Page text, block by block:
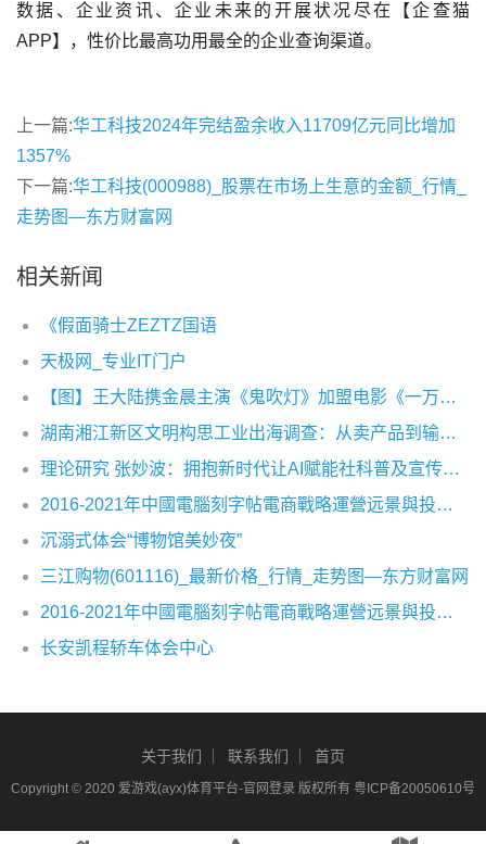
数据、企业资讯、企业未来的开展状况尽在【企查猫
上一篇:华工科技2024年完结盈余收入11709亿元同比增加
1357%
下一篇:华工科技(000988)_股票在市场上生意的金额_行情_
走势图—东方财富网
相关新闻
《假面骑士ZEZTZ国语
天极网_专业IT门户
【图】王大陆携金晨主演《鬼吹灯》加盟电影《一万公里》热血追梦
湖南湘江新区文明构思工业出海调查：从卖产品到输出构思出产力
理论研究 张妙波：拥抱新时代让AI赋能社科普及宣传及场景应用创新
2016-2021年中國電腦刻字帖電商戰略運營远景與投資战略咨詢報告
沉溺式体会“博物馆美妙夜”
三江购物(601116)_最新价格_行情_走势图—东方财富网
2016-2021年中國電腦刻字帖電商戰略運營远景與投資战略咨詢報告
长安凯程轿车体会中心
关于我们 联系我们 首页
Copyright © 2020 爱游戏(ayx)体育平台-官网登录 版权所有 粤ICP备20050610号